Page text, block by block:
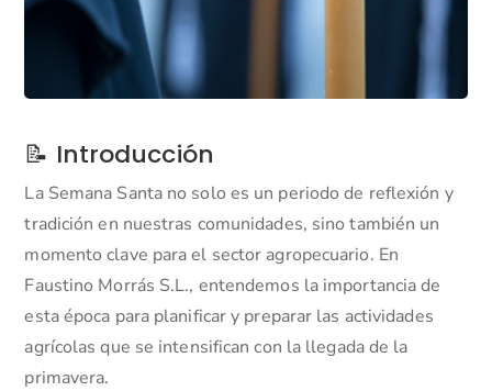
📝 Introducción
La Semana Santa no solo es un periodo de reflexión y
tradición en nuestras comunidades, sino también un
momento clave para el sector agropecuario. En
Faustino Morrás S.L., entendemos la importancia de
esta época para planificar y preparar las actividades
agrícolas que se intensifican con la llegada de la
primavera.